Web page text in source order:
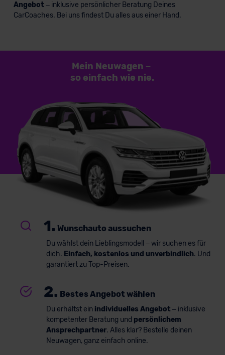
Angebot – inklusive persönlicher Beratung Deines
CarCoaches. Bei uns findest Du alles aus einer Hand.
Mein Neuwagen –
so einfach wie nie.
1. Wunschauto aussuchen
Du wählst dein Lieblingsmodell – wir suchen es für
dich. Einfach, kostenlos und unverbindlich. Und
garantiert zu Top-Preisen.
2. Bestes Angebot wählen
Du erhältst ein individuelles Angebot – inklusive
kompetenter Beratung und persönlichem
Ansprechpartner. Alles klar? Bestelle deinen
Neuwagen, ganz einfach online.